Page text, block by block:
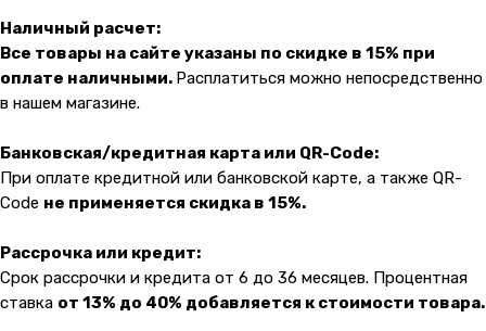
Наличный расчет:
Все товары на сайте указаны по скидке в 15% при
оплате наличными. Расплатиться можно непосредственно
в нашем магазине.
Банковская/кредитная карта или QR-Code:
При оплате кредитной или банковской карте, а также QR-
Code не применяется скидка в 15%.
Рассрочка или кредит:
Срок рассрочки и кредита от 6 до 36 месяцев. Процентная
ставка от 13% до 40% добавляется к стоимости товара.